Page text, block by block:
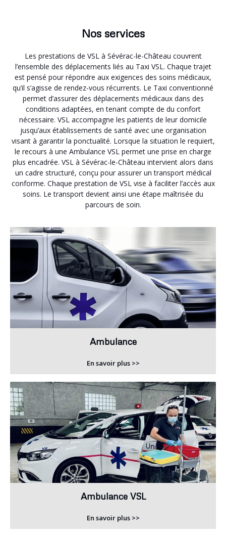
Nos services
Les prestations de VSL à Sévérac-le-Château couvrent
l’ensemble des déplacements liés au Taxi VSL. Chaque trajet
est pensé pour répondre aux exigences des soins médicaux,
qu’il s’agisse de rendez-vous récurrents. Le Taxi conventionné
permet d’assurer des déplacements médicaux dans des
conditions adaptées, en tenant compte de du confort
nécessaire. VSL accompagne les patients de leur domicile
jusqu’aux établissements de santé avec une organisation
visant à garantir la ponctualité. Lorsque la situation le requiert,
le recours à une Ambulance VSL permet une prise en charge
plus encadrée. VSL à Sévérac-le-Château intervient alors dans
un cadre structuré, conçu pour assurer un transport médical
conforme. Chaque prestation de VSL vise à faciliter l’accès aux
soins. Le transport devient ainsi une étape maîtrisée du
parcours de soin.
Ambulance
En savoir plus >>
Ambulance VSL
En savoir plus >>